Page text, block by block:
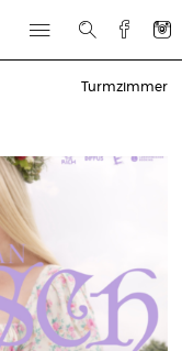
Turmzimmer